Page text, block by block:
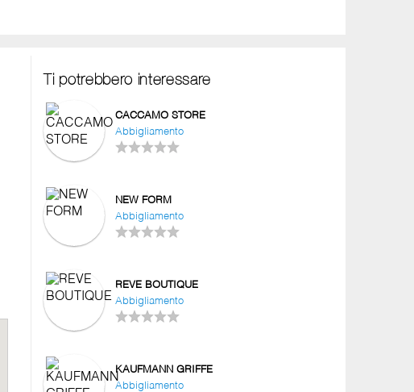
Ti potrebbero interessare
CACCAMO STORE
Abbigliamento
NEW FORM
Abbigliamento
REVE BOUTIQUE
Abbigliamento
KAUFMANN GRIFFE
Abbigliamento